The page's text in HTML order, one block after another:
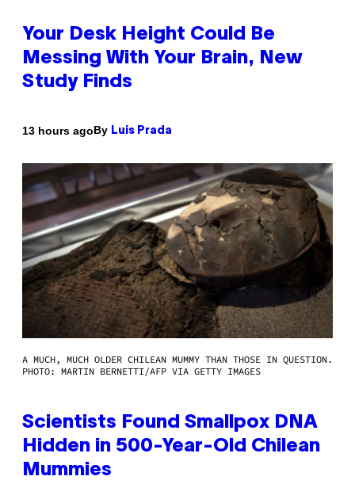
Your Desk Height Could Be
Messing With Your Brain, New
Study Finds
13 hours agoBy Luis Prada
A MUCH, MUCH OLDER CHILEAN MUMMY THAN THOSE IN QUESTION.
PHOTO: MARTIN BERNETTI/AFP VIA GETTY IMAGES
Scientists Found Smallpox DNA
Hidden in 500-Year-Old Chilean
Mummies